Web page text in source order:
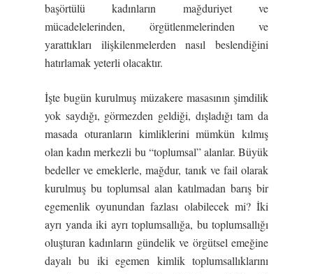
başörtülü kadınların mağduriyet ve
mücadelelerinden, örgütlenmelerinden ve
yarattıkları ilişkilenmelerden nasıl beslendiğini
hatırlamak yeterli olacaktır.
İşte bugün kurulmuş müzakere masasının şimdilik
yok saydığı, görmezden geldiği, dışladığı tam da
masada oturanların kimliklerini mümkün kılmış
olan kadın merkezli bu “toplumsal” alanlar. Büyük
bedeller ve emeklerle, mağdur, tanık ve fail olarak
kurulmuş bu toplumsal alan katılmadan barış bir
egemenlik oyunundan fazlası olabilecek mi? İki
ayrı yanda iki ayrı toplumsallığa, bu toplumsallığı
oluşturan kadınların gündelik ve örgütsel emeğine
dayalı bu iki egemen kimlik toplumsallıklarını